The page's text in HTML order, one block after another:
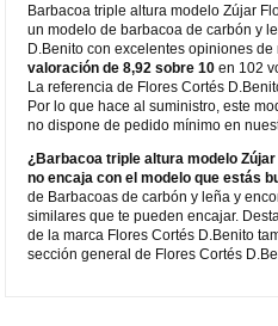
Barbacoa triple altura modelo Zújar
un modelo de barbacoa de carbón y
D.Benito con excelentes opiniones
valoración de 8,92 sobre 10 en 102
La referencia de Flores Cortés
Por lo que hace al suministro, este
no dispone de pedido mínimo en
¿Barbacoa triple altura modelo
no encaja con el modelo que estás
de Barbacoas de carbón y leña y
similares que te pueden encajar.
de la marca Flores Cortés D.Benito
sección general de Flores Cortés